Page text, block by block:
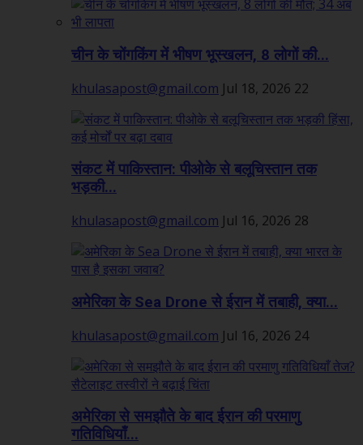
चीन के चोंगकिंग में भीषण भूस्खलन, 8 लोगों की...
khulasapost@gmail.com Jul 18, 2026 22
संकट में पाकिस्तान: पीओके से बलूचिस्तान तक
भड़की...
khulasapost@gmail.com Jul 16, 2026 28
अमेरिका के Sea Drone से ईरान में तबाही, क्या...
khulasapost@gmail.com Jul 16, 2026 24
अमेरिका से समझौते के बाद ईरान की परमाणु
गतिविधियाँ...